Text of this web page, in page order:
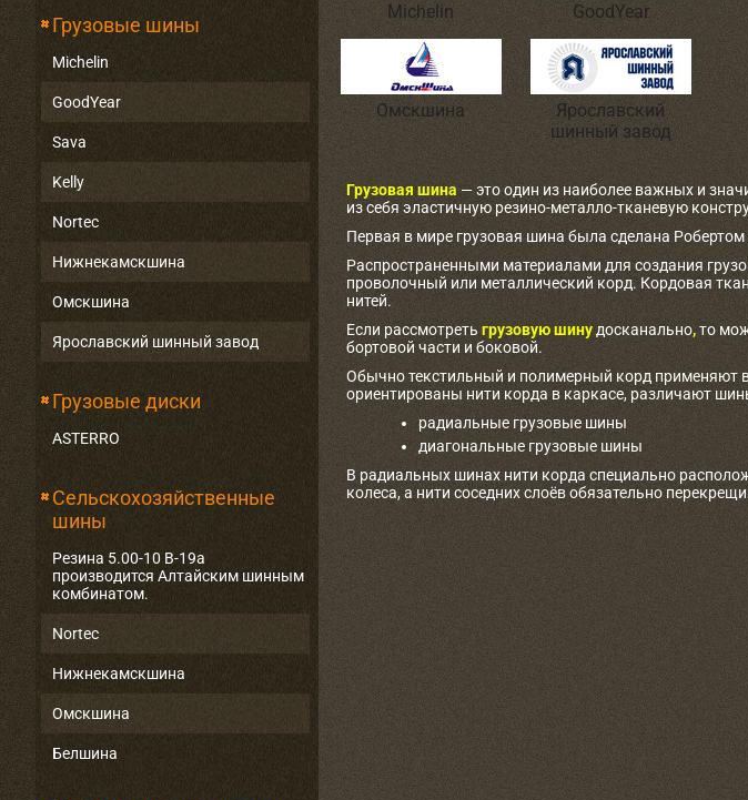
Грузовые шины
Michelin
GoodYear
Sava
Kelly
Nortec
Нижнекамскшина
Омскшина
Ярославский шинный завод
Грузовые диски
ASTERRO
Сельскохозяйственные
шины
Резина 5.00-10 В-19а
производится Алтайским шинным
комбинатом.
Nortec
Нижнекамскшина
Омскшина
Белшина
Michelin GoodYear
Омскшина
Ярославский
шинный завод
Грузовая шина — это один из наиболее важных и
из себя эластичную резино-металло-тканевую
Первая в мире грузовая шина была сделана
Распространенными материалами для создания
проволочный или металлический корд. Кордовая
нитей.
Если рассмотреть грузовую шину досканально,то
бортовой части и боковой.
Обычно текстильный и полимерный корд применяют
ориентированы нити корда в каркасе, различают
радиальные грузовые шины
диагональные грузовые шины
В радиальных шинах нити корда специально
колеса, а нити соседних слоёв обязательно